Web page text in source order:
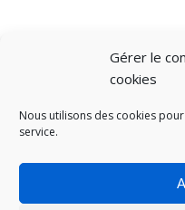
Gérer le
cookies
Nous utilisons des cookies
service.